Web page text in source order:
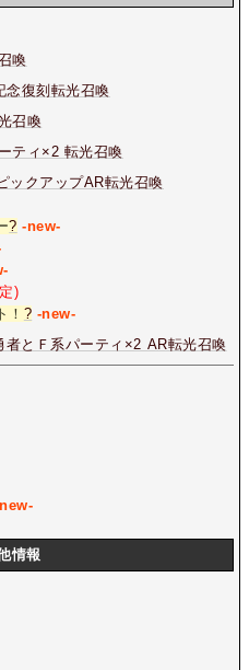
喚
念復刻転光召喚
召喚
ティ×2 転光召喚
ックアップAR転光召喚
? -new-
)
！ ? -new-
とＦ系パーティ×2 AR転光召喚
情報